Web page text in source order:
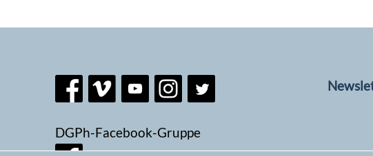
DGPh-Facebook-Gruppe